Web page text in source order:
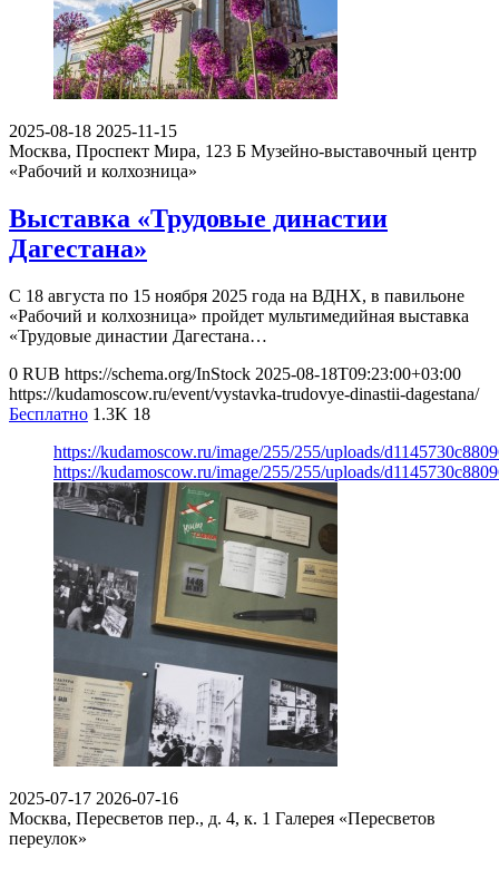
2025-08-18 2025-11-15
Москва, Проспект Мира, 123 Б Музейно-выставочный центр
«Рабочий и колхозница»
Выставка «Трудовые династии
Дагестана»
С 18 августа по 15 ноября 2025 года на ВДНХ, в павильоне
«Рабочий и колхозница» пройдет мультимедийная выставка
«Трудовые династии Дагестана…
0 RUB https://schema.org/InStock 2025-08-18T09:23:00+03:00
https://kudamoscow.ru/event/vystavka-trudovye-dinastii-dagestana/
Бесплатно 1.3K 18
https://kudamoscow.ru/image/255/255/uploads/
https://kudamoscow.ru/image/255/255/uploads/
2025-07-17 2026-07-16
Москва, Пересветов пер., д. 4, к. 1 Галерея «Пересветов
переулок»